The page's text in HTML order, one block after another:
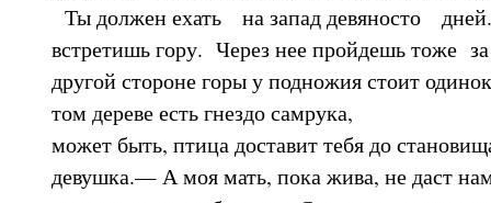
Ты должен ехать на запад девяносто
встретишь гору. Через нее пройдешь тоже
другой стороне горы у подножия стоит
том дереве есть гнездо самрука,
может быть, птица доставит тебя до
девушка.— А моя мать, пока жива, не даст